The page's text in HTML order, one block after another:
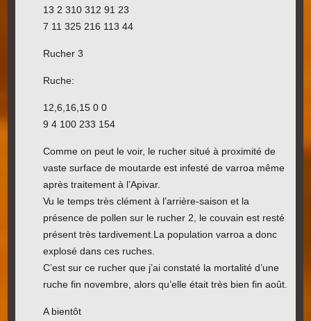
13 2 310 312 91 23
7 11 325 216 113 44
Rucher 3
Ruche:
12,6,16,15 0 0
9 4 100 233 154
Comme on peut le voir, le rucher situé à proximité de
vaste surface de moutarde est infesté de varroa même
après traitement à l’Apivar.
Vu le temps très clément à l’arrière-saison et la
présence de pollen sur le rucher 2, le couvain est resté
présent très tardivement.La population varroa a donc
explosé dans ces ruches.
C’est sur ce rucher que j’ai constaté la mortalité d’une
ruche fin novembre, alors qu’elle était très bien fin août.
A bientôt